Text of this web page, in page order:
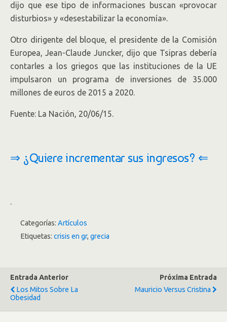
dijo que ese tipo de informaciones buscan «provocar
disturbios» y «desestabilizar la economía».
Otro dirigente del bloque, el presidente de la Comisión
Europea, Jean-Claude Juncker, dijo que Tsipras debería
contarles a los griegos que las instituciones de la UE
impulsaron un programa de inversiones de 35.000
millones de euros de 2015 a 2020.
Fuente: La Nación, 20/06/15.
⇒ ¿Quiere incrementar sus ingresos? ⇐
.
Categorías: Artículos
Etiquetas: crisis en gr, grecia
Entrada Anterior
Los Mitos Sobre La
Obesidad
Próxima Entrada
Mauricio Versus Cristina